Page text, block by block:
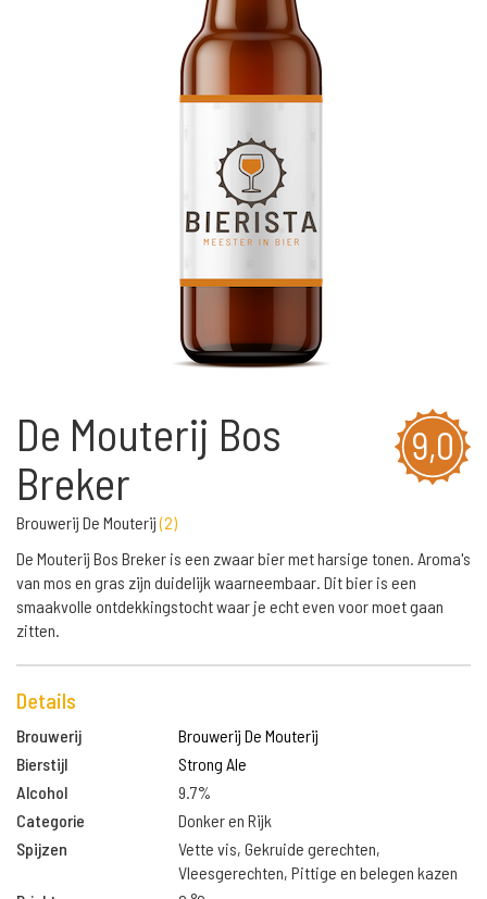
9,0
De Mouterij Bos
Breker
Brouwerij De Mouterij(2)
De Mouterij Bos Breker is een zwaar bier met harsige tonen. Aroma's
van mos en gras zijn duidelijk waarneembaar. Dit bier is een
smaakvolle ontdekkingstocht waar je echt even voor moet gaan
zitten.
Details
Brouwerij
Brouwerij De Mouterij
Bierstijl
Strong Ale
Alcohol
9.7%
Categorie
Donker en Rijk
Spijzen
Vette vis, Gekruide gerechten,
Vleesgerechten, Pittige en belegen kazen